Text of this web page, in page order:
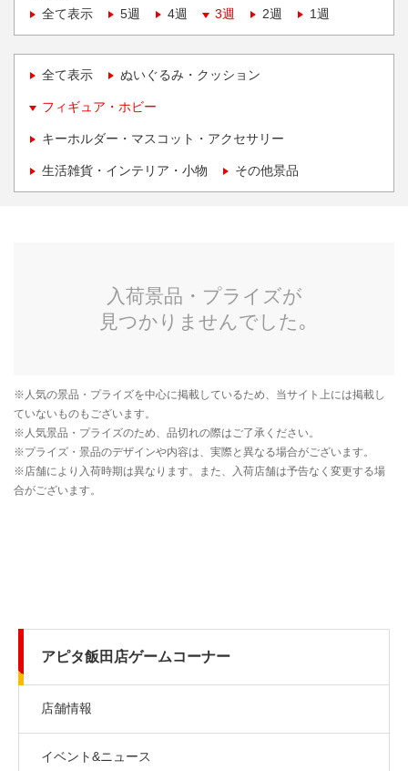
全て表示
5週 4週 3週 2週 1週
全て表示 ぬいぐるみ・クッション
フィギュア・ホビー
キーホルダー・マスコット・アクセサリー
生活雑貨・インテリア・小物 その他景品
アピタ飯田店ゲームコーナー
店舗情報
イベント&ニュース